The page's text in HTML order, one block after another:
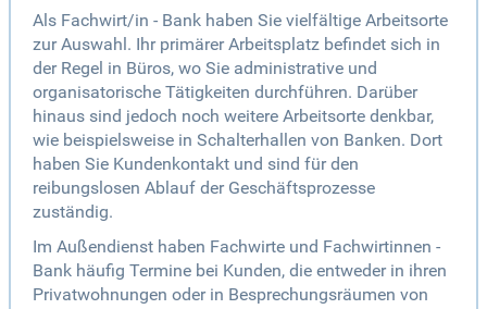
Als Fachwirt/in - Bank haben Sie vielfältige Arbeitsorte
zur Auswahl. Ihr primärer Arbeitsplatz befindet sich in
der Regel in Büros, wo Sie administrative und
organisatorische Tätigkeiten durchführen. Darüber
hinaus sind jedoch noch weitere Arbeitsorte denkbar,
wie beispielsweise in Schalterhallen von Banken. Dort
haben Sie Kundenkontakt und sind für den
reibungslosen Ablauf der Geschäftsprozesse
zuständig.
Im Außendienst haben Fachwirte und Fachwirtinnen -
Bank häufig Termine bei Kunden, die entweder in ihren
Privatwohnungen oder in Besprechungsräumen von